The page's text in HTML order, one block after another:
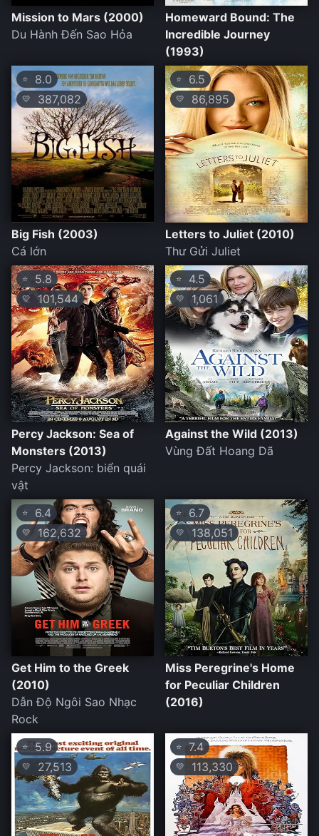
Mission to Mars (2000)
Du Hành Đến Sao Hỏa
Homeward Bound: The
Incredible Journey
(1993)
⭐ 8.0
💛 387,082
Big Fish (2003)
Cá lớn
⭐ 6.5
💛 86,895
Letters to Juliet (2010)
Thư Gửi Juliet
⭐ 5.8
💛 101,544
Percy Jackson: Sea of
Monsters (2013)
Percy Jackson: biển quái
vật
⭐ 4.5
💛 1,061
Against the Wild (2013)
Vùng Đất Hoang Dã
⭐ 6.4
💛 162,632
Get Him to the Greek
(2010)
Dẫn Độ Ngôi Sao Nhạc
Rock
⭐ 6.7
💛 138,051
Miss Peregrine's Home
for Peculiar Children
(2016)
⭐ 5.9
💛 27,513
⭐ 7.4
💛 113,330